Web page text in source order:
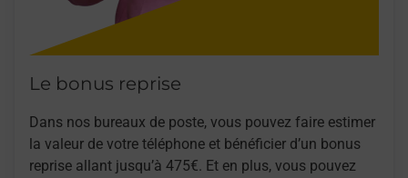
Le bonus reprise
Dans nos bureaux de poste, vous pouvez faire estimer
la valeur de votre téléphone et bénéficier d’un bonus
reprise allant jusqu’à 475€. Et en plus, vous pouvez